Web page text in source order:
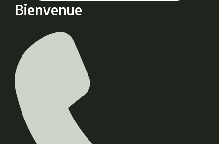
Bienvenue